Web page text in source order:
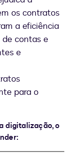
os contratos
a eficiência
de contas e
e
para o
digitalização, o